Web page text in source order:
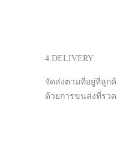
4.DELIVERY
จัดส่งตามที่อยู่ที่ลูก
ด้วยการขนส่งที่รว